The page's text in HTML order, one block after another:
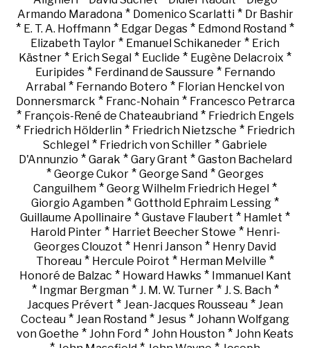
Armando Maradona* Domenico Scarlatti* Dr Bashir
* E. T. A. Hoffmann * Edgar Degas * Edmond Rostand *
Elizabeth Taylor * Emanuel Schikaneder * Erich
Kästner * Erich Segal * Euclide * Eugène Delacroix *
Euripides* Ferdinand de Saussure * Fernando
Arrabal * Fernando Botero * Florian Henckel von
Donnersmarck * Franc-Nohain* Francesco Petrarca
* François-René de Chateaubriand* Friedrich Engels
* Friedrich Hölderlin* Friedrich Nietzsche * Friedrich
Schlegel * Friedrich von Schiller * Gabriele
D'Annunzio * Garak * Gary Grant * Gaston Bachelard
* George Cukor * George Sand * Georges
Canguilhem * Georg Wilhelm Friedrich Hegel *
Giorgio Agamben * Gotthold Ephraim Lessing *
Guillaume Apollinaire * Gustave Flaubert * Hamlet *
Harold Pinter* Harriet Beecher Stowe * Henri-
Georges Clouzot * Henri Janson * Henry David
Thoreau * Hercule Poirot * Herman Melville *
Honoré de Balzac * Howard Hawks* Immanuel Kant
* Ingmar Bergman* J. M. W. Turner* J. S. Bach*
Jacques Prévert * Jean-Jacques Rousseau * Jean
Cocteau * Jean Rostand * Jesus * Johann Wolfgang
von Goethe * John Ford * John Houston * John Keats